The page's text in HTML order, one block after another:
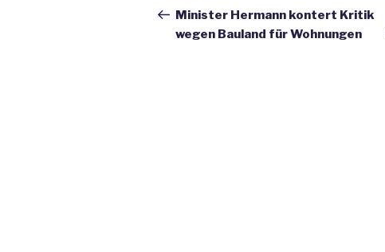
Navigation
Beitrag
Minister Hermann kontert Kritik
wegen Bauland für Wohnungen